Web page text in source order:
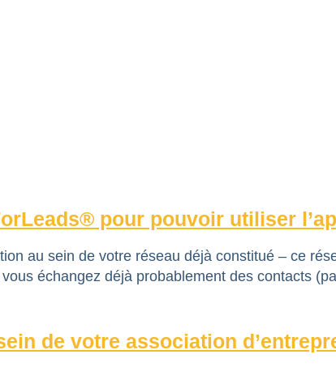
pour pouvoir utiliser
au sein de votre réseau déjà constitué – ce
échangez déjà probablement des contacts
de votre association